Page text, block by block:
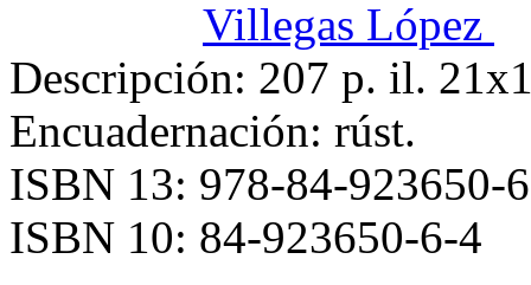
Villegas López
Descripción: 207 p. il.
Encuadernación: rúst.
ISBN 13: 978-84-923650-
ISBN 10: 84-923650-6-4